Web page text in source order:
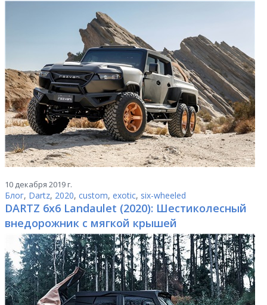
10 декабря 2019 г.
Блог, Dartz, 2020, custom, exotic, six-wheeled
DARTZ 6x6 Landaulet (2020): Шестиколесный
внедорожник c мягкой крышей